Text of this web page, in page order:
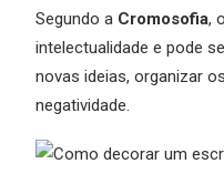
Segundo a Cromosofia,
intelectualidade e pode
novas ideias, organizar
negatividade.